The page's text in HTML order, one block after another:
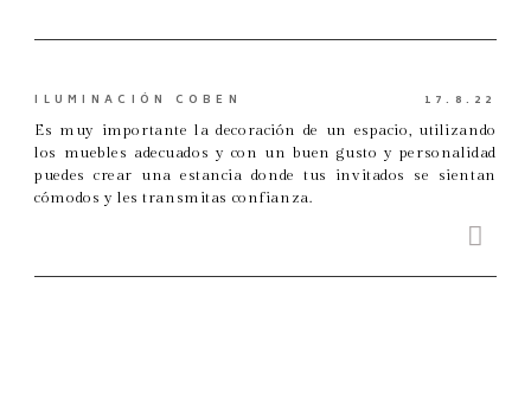
ILUMINACIÓN COBEN
17.8.22
Es muy importante la decoración de un espacio, utilizando
los muebles adecuados y con un buen gusto y personalidad
puedes crear una estancia donde tus invitados se sientan
cómodos y les transmitas confianza.